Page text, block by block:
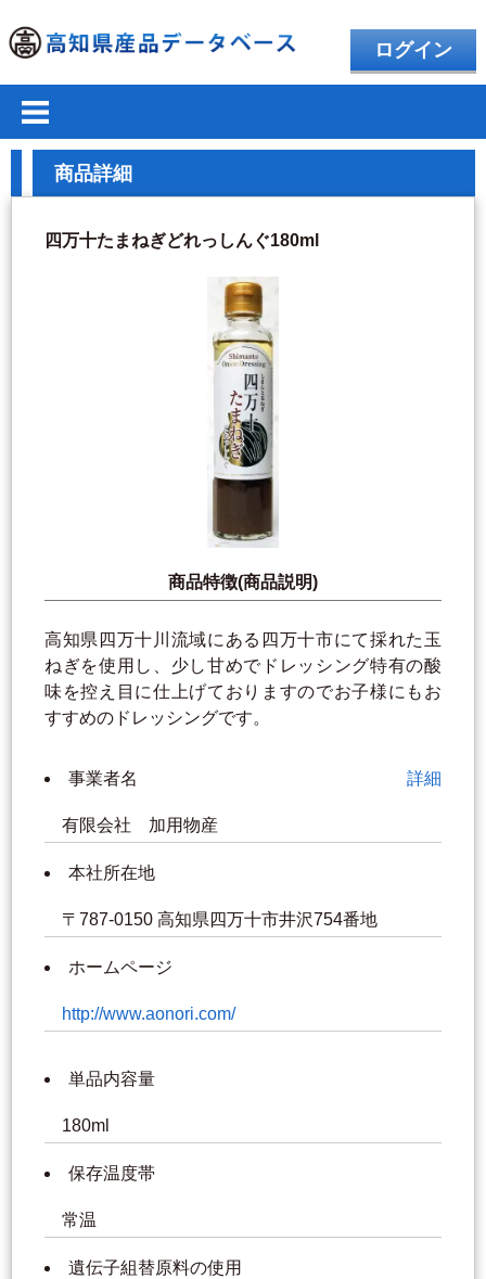
ログイン
商品詳細
四万十たまねぎどれっしんぐ180ml
商品特徴(商品説明)
高知県四万十川流域にある四万十市にて採れた玉
ねぎを使用し、少し甘めでドレッシング特有の酸
味を控え目に仕上げておりますのでお子様にもお
すすめのドレッシングです。
事業者名 詳細
有限会社 加用物産
本社所在地
〒787-0150 高知県四万十市井沢754番地
ホームページ
http://www.aonori.com/
単品内容量
180ml
保存温度帯
常温
遺伝子組替原料の使用